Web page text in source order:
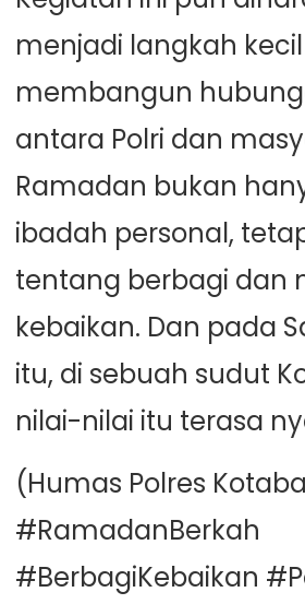
menjadi langkah
membangun
antara Polri dan
Ramadan bukan
ibadah personal,
tentang berbagi dan
kebaikan. Dan pada
itu, di sebuah sudut
nilai-nilai itu terasa
(Humas Polres
#RamadanBerkah
#BerbagiKebaikan